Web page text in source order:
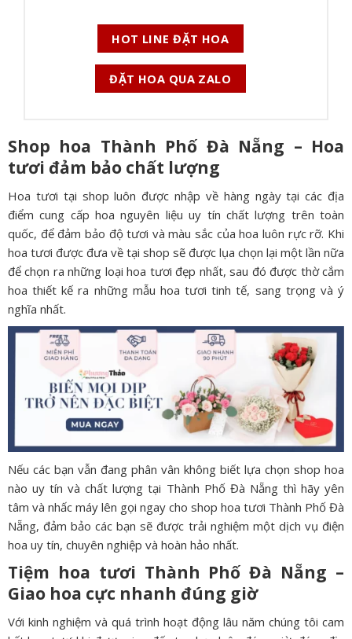
HOT LINE ĐẶT HOA
ĐẶT HOA QUA ZALO
Shop hoa Thành Phố Đà Nẵng – Hoa
tươi đảm bảo chất lượng
Hoa tươi tại shop luôn được nhập về hàng ngày tại các địa
điểm cung cấp hoa nguyên liệu uy tín chất lượng trên toàn
quốc, để đảm bảo độ tươi và màu sắc của hoa luôn rực rỡ. Khi
hoa tươi được đưa về tại shop sẽ được lụa chọn lại một lần nữa
để chọn ra những loại hoa tươi đẹp nhất, sau đó được thờ cắm
hoa thiết kế ra những mẫu hoa tươi tinh tế, sang trọng và ý
nghĩa nhất.
Nếu các bạn vẫn đang phân vân không biết lựa chọn shop hoa
nào uy tín và chất lượng tại Thành Phố Đà Nẵng thì hãy yên
tâm và nhấc máy lên gọi ngay cho shop hoa tươi Thành Phố Đà
Nẵng, đảm bảo các bạn sẽ được trải nghiệm một dịch vụ điện
hoa uy tín, chuyên nghiệp và hoàn hảo nhất.
Tiệm hoa tươi Thành Phố Đà Nẵng –
Giao hoa cực nhanh đúng giờ
Với kinh nghiệm và quá trình hoạt động lâu năm chúng tôi cam